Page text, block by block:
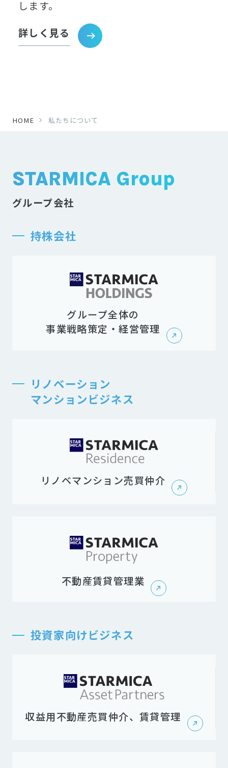
します。
詳しく見る
HOME 私たちについて
STARMICA Group
グループ会社
持株会社
グループ全体の
事業戦略策定・経営管理
リノベーション
マンションビジネス
リノベマンション売買仲介
不動産賃貸管理業
投資家向けビジネス
収益用不動産売買仲介、賃貸管理